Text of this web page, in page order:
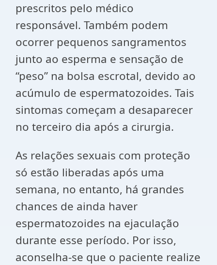
prescritos pelo médico
responsável. Também podem
ocorrer pequenos sangramentos
junto ao esperma e sensação de
“peso” na bolsa escrotal, devido ao
acúmulo de espermatozoides. Tais
sintomas começam a desaparecer
no terceiro dia após a cirurgia.
As relações sexuais com proteção
só estão liberadas após uma
semana, no entanto, há grandes
chances de ainda haver
espermatozoides na ejaculação
durante esse período. Por isso,
aconselha-se que o paciente realize